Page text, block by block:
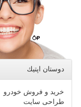
دوستان اپتیك
خرید و فروش خودرو
طراحی سایت